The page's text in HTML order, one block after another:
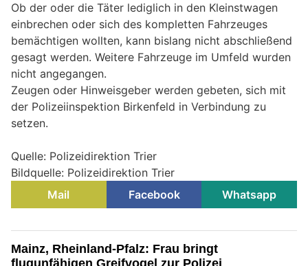
Ob der oder die Täter lediglich in den Kleinstwagen
einbrechen oder sich des kompletten Fahrzeuges
bemächtigen wollten, kann bislang nicht abschließend
gesagt werden. Weitere Fahrzeuge im Umfeld wurden
nicht angegangen.
Zeugen oder Hinweisgeber werden gebeten, sich mit
der Polizeiinspektion Birkenfeld in Verbindung zu
setzen.
Quelle: Polizeidirektion Trier
Bildquelle: Polizeidirektion Trier
Mail
Facebook Whatsapp
Mainz, Rheinland-Pfalz: Frau bringt